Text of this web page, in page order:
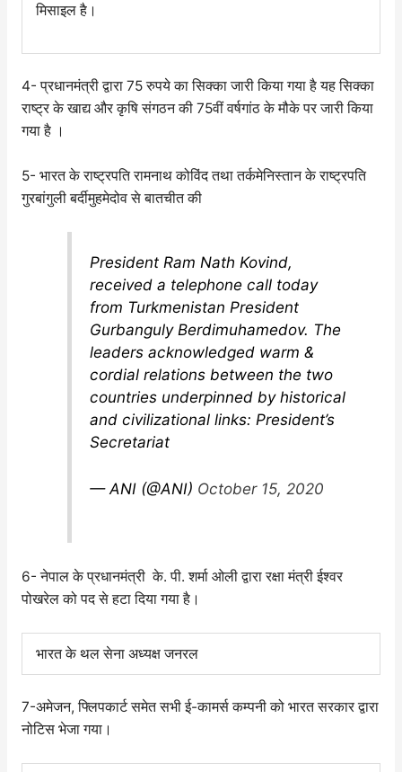
मिसाइल है।
4- प्रधानमंत्री द्वारा 75 रुपये का सिक्का जारी किया गया है यह सिक्का
राष्ट्र के खाद्य और कृषि संगठन की 75वीं वर्षगांठ के मौके पर जारी किया
गया है ।
5- भारत के राष्ट्रपति रामनाथ कोविंद तथा तर्कमेनिस्तान के राष्ट्रपति
गुरबांगुली बर्दीमुहमेदोव से बातचीत की
President Ram Nath Kovind,
received a telephone call today
from Turkmenistan President
Gurbanguly Berdimuhamedov. The
leaders acknowledged warm &
cordial relations between the two
countries underpinned by historical
and civilizational links: President’s
Secretariat
— ANI (@ANI) October 15, 2020
6- नेपाल के प्रधानमंत्री के. पी. शर्मा ओली द्वारा रक्षा मंत्री ईश्वर
पोखरेल को पद से हटा दिया गया है।
भारत के थल सेना अध्यक्ष जनरल
7-अमेजन, फ्लिपकार्ट समेत सभी ई-कामर्स कम्पनी को भारत सरकार द्वारा
नोटिस भेजा गया।